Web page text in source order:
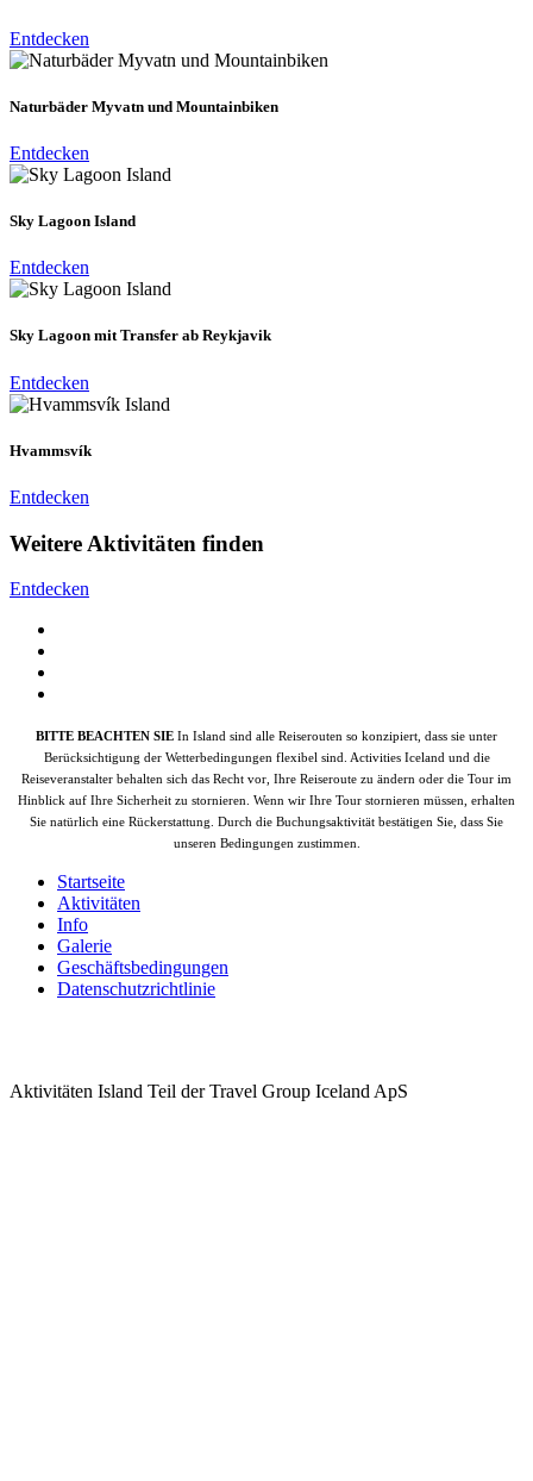
Entdecken
Naturbäder Myvatn und Mountainbiken
Entdecken
Sky Lagoon Island
Entdecken
Sky Lagoon mit Transfer ab Reykjavik
Entdecken
Hvammsvík
Entdecken
Weitere Aktivitäten finden
Entdecken
BITTE BEACHTEN SIE In Island sind alle Reiserouten so konzipiert, dass sie unter
Berücksichtigung der Wetterbedingungen flexibel sind. Activities Iceland und die
Reiseveranstalter behalten sich das Recht vor, Ihre Reiseroute zu ändern oder die Tour im
Hinblick auf Ihre Sicherheit zu stornieren. Wenn wir Ihre Tour stornieren müssen, erhalten
Sie natürlich eine Rückerstattung. Durch die Buchungsaktivität bestätigen Sie, dass Sie
unseren Bedingungen zustimmen.
Startseite
Aktivitäten
Info
Galerie
Geschäftsbedingungen
Datenschutzrichtlinie
Aktivitäten Island Teil der Travel Group Iceland ApS